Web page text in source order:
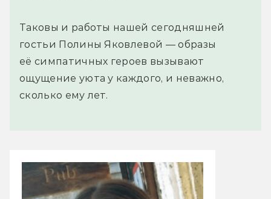
Таковы и работы нашей сегодняшней
гостьи Полины Яковлевой — образы
её симпатичных героев вызывают
ощущение уюта у каждого, и неважно,
сколько ему лет.